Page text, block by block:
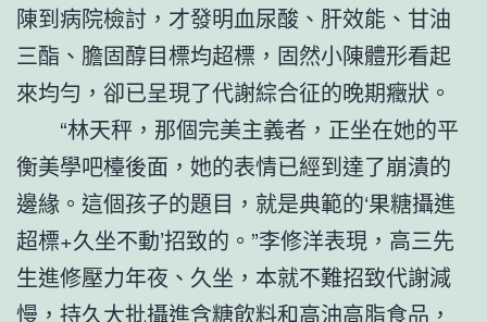
陳到病院檢討，才發明血尿酸、肝效能、甘油
三酯、膽固醇目標均超標，固然小陳體形看起
來均勻，卻已呈現了代謝綜合征的晚期癥狀。
“林天秤，那個完美主義者，正坐在她的平
衡美學吧檯後面，她的表情已經到達了崩潰的
邊緣。這個孩子的題目，就是典範的‘果糖攝進
超標+久坐不動’招致的。”李修洋表現，高三先
生進修壓力年夜、久坐，本就不難招致代謝減
慢，持久大批攝進含糖飲料和高油高脂食品，